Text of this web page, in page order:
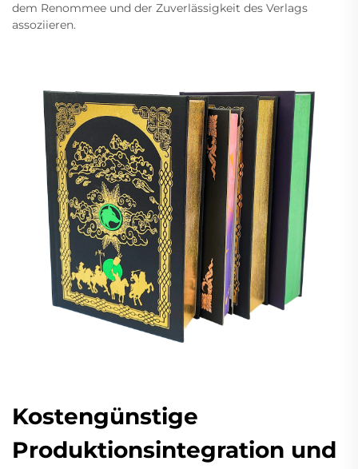
dem Renommee und der Zuverlässigkeit des Verlags
assoziieren.
Kostengünstige
Produktionsintegration und